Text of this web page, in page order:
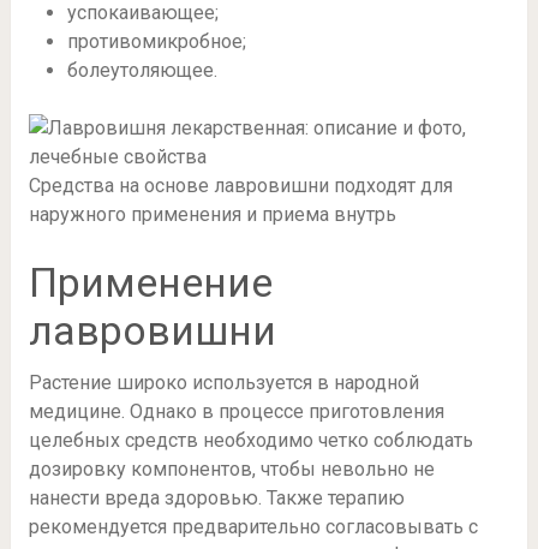
успокаивающее;
противомикробное;
болеутоляющее.
Средства на основе лавровишни подходят для
наружного применения и приема внутрь
Применение
лавровишни
Растение широко используется в народной
медицине. Однако в процессе приготовления
целебных средств необходимо четко соблюдать
дозировку компонентов, чтобы невольно не
нанести вреда здоровью. Также терапию
рекомендуется предварительно согласовывать с